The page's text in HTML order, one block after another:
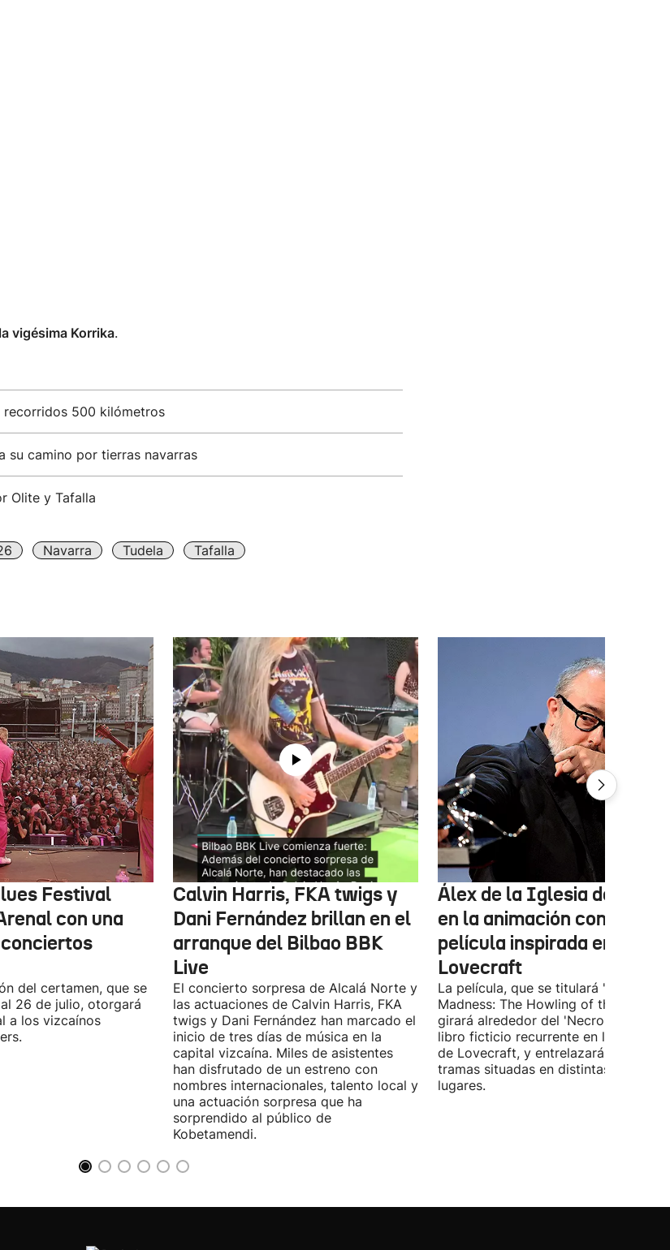
vigésima Korrika.
recorridos 500 kilómetros
su camino por tierras navarras
Olite y Tafalla
Navarra Tudela Tafalla
Festival
con una
del certamen, que se
26 de julio, otorgará
a los vizcaínos
Calvin Harris, FKA twigs y
Dani Fernández brillan en el
arranque del Bilbao BBK
Live
El concierto sorpresa de Alcalá Norte y
las actuaciones de Calvin Harris, FKA
twigs y Dani Fernández han marcado el
inicio de tres días de música en la
capital vizcaína. Miles de asistentes
han disfrutado de un estreno con
nombres internacionales, talento local y
una actuación sorpresa que ha
sorprendido al público de
Kobetamendi.
Álex de la Iglesia debutará
en la animación con una
película inspirada en
Lovecraft
La película, que se titulará 'Ages of
Madness: The Howling of the Jinn',
girará alrededor del 'Necronomicón',
libro ficticio recurrente en los relatos
de Lovecraft, y entrelazará varias
tramas situadas en distintas épocas y
lugares.